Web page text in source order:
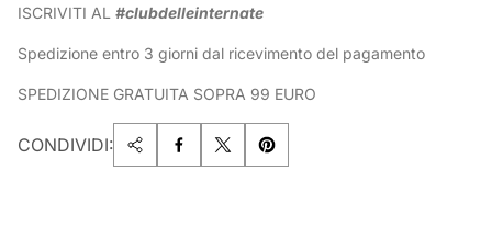
ISCRIVITI AL #clubdelleinternate
Spedizione entro 3 giorni dal ricevimento del pagamento
SPEDIZIONE GRATUITA SOPRA 99 EURO
CONDIVIDI: